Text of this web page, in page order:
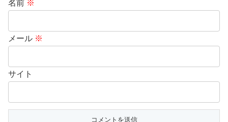
名前 ※
メール ※
サイト